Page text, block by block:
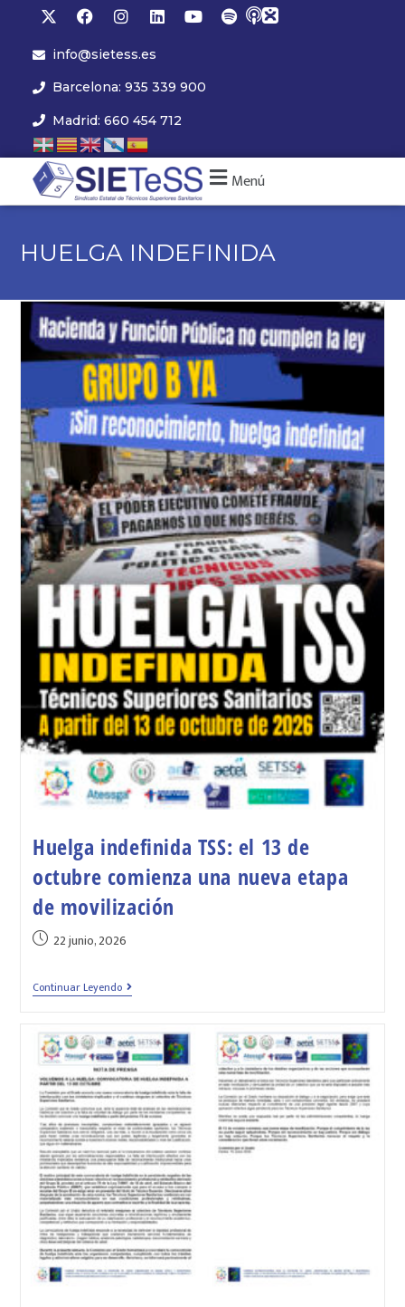
info@sietess.es
Barcelona: 935 339 900
Madrid: 660 454 712
Menú
HUELGA INDEFINIDA
Huelga indefinida TSS: el 13 de
octubre comienza una nueva etapa
de movilización
22 junio, 2026
Continuar Leyendo